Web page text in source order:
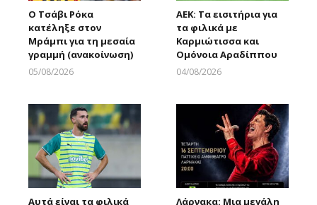
Ο Τσάβι Ρόκα
κατέληξε στον
Μράμπι για τη μεσαία
γραμμή (ανακοίνωση)
05/08/2026
ΑΕΚ: Τα εισιτήρια για
τα φιλικά με
Καρμιώτισσα και
Ομόνοια Αραδίππου
04/08/2026
Αυτά είναι τα φιλικά
Λάρνακα: Μια μεγάλη